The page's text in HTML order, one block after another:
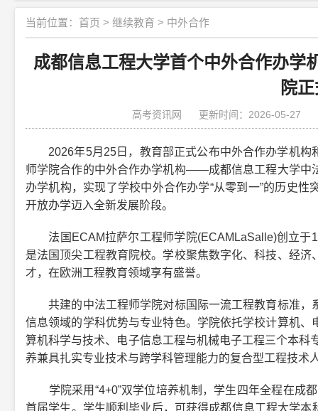
当前位置： 首页 > 继续教育 > 中外合作
成都信息工程大学首个中外合作办
院
高考资讯网 更新时间：2026-05-27
2026年5月25日，教育部正式公布中外合作办学机构
师学院合作的中外合作办学机构——成都信息工程大学中
办学机构，实现了学校中外合作办学“从零到一”的历史
开放办学迈入全新发展阶段。
法国ECAM拉萨尔工程师学院(ECAMLaSalle)创立于
是法国顶尖工程教育院校。学校聚焦数字化、科技、经
才，在欧洲工程教育领域享有盛誉。
共建的中法工程师学院对标国际一流工程教育标准，
信息领域的学科优势与专业特色。学院依托学校计算机
算机科学与技术、电子信息工程与机械电子工程三个本科
养兼具扎实专业技术与跨学科管理能力的复合型工程技术
学院采用“4+0”双学位培养机制，学生四年全程在成
首届学生。学生顺利毕业后，可获得成都信息工程大学